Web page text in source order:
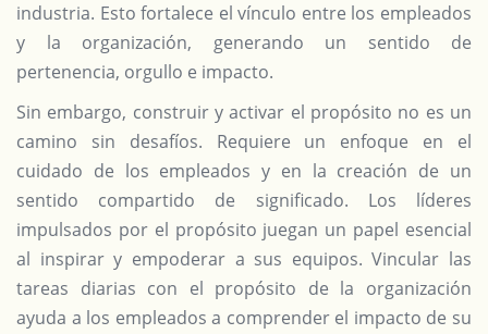
industria. Esto fortalece el vínculo entre los empleados
y la organización, generando un sentido de
pertenencia, orgullo e impacto.
Sin embargo, construir y activar el propósito no es un
camino sin desafíos. Requiere un enfoque en el
cuidado de los empleados y en la creación de un
sentido compartido de significado. Los líderes
impulsados por el propósito juegan un papel esencial
al inspirar y empoderar a sus equipos. Vincular las
tareas diarias con el propósito de la organización
ayuda a los empleados a comprender el impacto de su